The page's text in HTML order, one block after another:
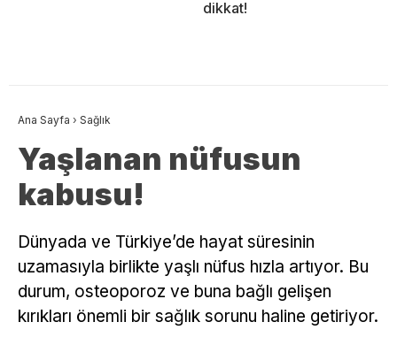
dikkat!
Ana Sayfa › Sağlık
Yaşlanan nüfusun
kabusu!
Dünyada ve Türkiye’de hayat süresinin
uzamasıyla birlikte yaşlı nüfus hızla artıyor. Bu
durum, osteoporoz ve buna bağlı gelişen
kırıkları önemli bir sağlık sorunu haline getiriyor.